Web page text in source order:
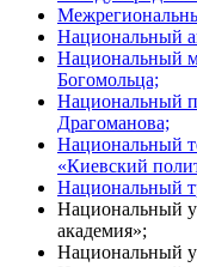
Национальный
Национальный
Богомольца;
Национальный
Драгоманова;
Национальный
«Киевский
Национальный
Национальный
академия»;
Национальный